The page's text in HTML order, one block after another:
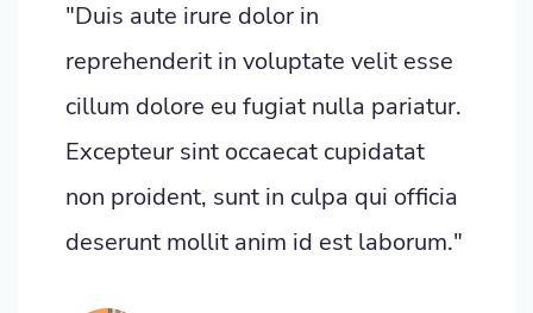
"Duis aute irure dolor in
reprehenderit in voluptate velit esse
cillum dolore eu fugiat nulla pariatur.
Excepteur sint occaecat cupidatat
non proident, sunt in culpa qui officia
deserunt mollit anim id est laborum."